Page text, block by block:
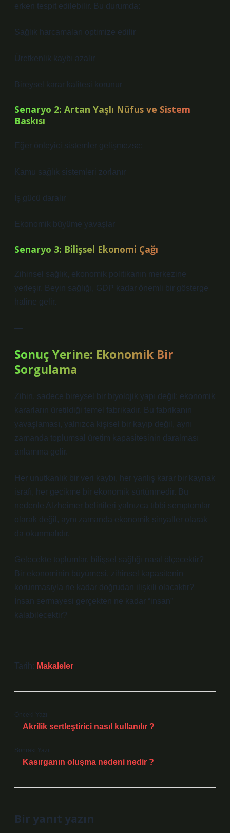
erken tespit edilebilir. Bu durumda:
Sağlık harcamaları optimize edilir
Üretkenlik kaybı azalır
Bireysel karar kalitesi korunur
Senaryo 2: Artan Yaşlı Nüfus ve Sistem
Baskısı
Eğer önleyici sistemler gelişmezse:
Kamu sağlık sistemleri zorlanır
İş gücü daralır
Ekonomik büyüme yavaşlar
Senaryo 3: Bilişsel Ekonomi Çağı
Zihinsel sağlık, ekonomik politikanın merkezine
yerleşir. Beyin sağlığı, GDP kadar önemli bir gösterge
haline gelir.
—
Sonuç Yerine: Ekonomik Bir
Sorgulama
Zihin, sadece bireysel bir biyolojik yapı değil; ekonomik
kararların üretildiği temel fabrikadır. Bu fabrikanın
yavaşlaması, yalnızca kişisel bir kayıp değil, aynı
zamanda toplumsal üretim kapasitesinin daralması
anlamına gelir.
Her unutkanlık bir veri kaybı, her yanlış karar bir kaynak
israfı, her gecikme bir ekonomik sürtünmedir. Bu
nedenle Alzheimer belirtileri yalnızca tıbbi semptomlar
olarak değil, aynı zamanda ekonomik sinyaller olarak
da okunmalıdır.
Gelecekte toplumlar, bilişsel sağlığı nasıl ölçecektir?
Bir ekonominin büyümesi, zihinsel kapasitenin
korunmasıyla ne kadar doğrudan ilişkili olacaktır?
İnsan sermayesi gerçekten ne kadar “insan”
kalabilecektir?
Tarih: Makaleler
Önceki Yazı
Akrilik sertleştirici nasıl kullanılır ?
Sonraki Yazı
Kasırganın oluşma nedeni nedir ?
Bir yanıt yazın